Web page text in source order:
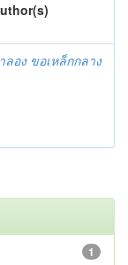
ลอง ขอเหล็กกลาง
1